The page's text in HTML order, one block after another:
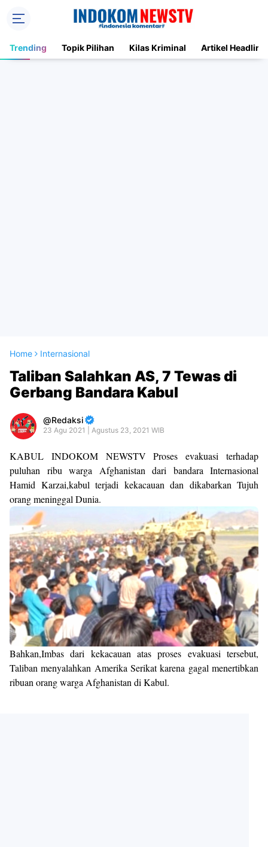
Trending Topik Pilihan Kilas Kriminal Artikel Headline
Home Internasional
Taliban Salahkan AS, 7 Tewas di
Gerbang Bandara Kabul
Redaksi
23 Agu 2021 | Agustus 23, 2021 WIB
KABUL INDOKOM NEWSTV Proses evakuasi terhadap
puluhan ribu warga Afghanistan dari bandara Internasional
Hamid Karzai,kabul terjadi kekacauan dan dikabarkan Tujuh
orang meninggal Dunia.
Bahkan,Imbas dari kekacauan atas proses evakuasi tersebut,
Taliban menyalahkan Amerika Serikat karena gagal menertibkan
ribuan orang warga Afghanistan di Kabul.